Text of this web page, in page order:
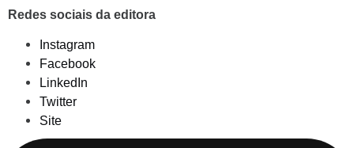
Redes sociais da editora
Instagram
Facebook
LinkedIn
Twitter
Site